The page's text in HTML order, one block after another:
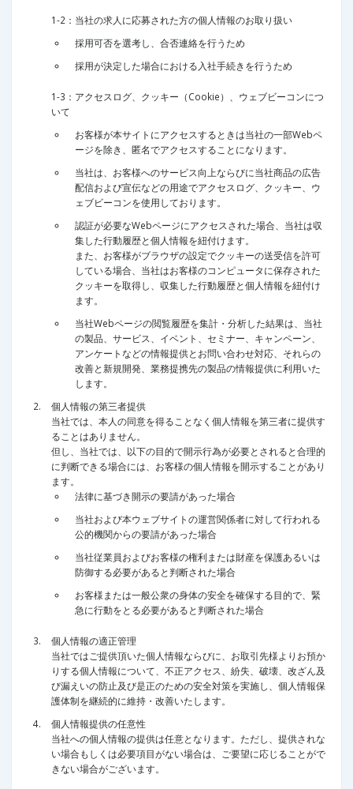
1-2：当社の求人に応募された方の個人情報のお取り扱い
採用可否を選考し、合否連絡を行うため
採用が決定した場合における入社手続きを行うため
1-3：アクセスログ、クッキー（Cookie）、ウェブビーコンにつ
いて
お客様が本サイトにアクセスするときは当社の一部Webペ
ージを除き、匿名でアクセスすることになります。
当社は、お客様へのサービス向上ならびに当社商品の広告
配信および宣伝などの用途でアクセスログ、クッキー、ウ
ェブビーコンを使用しております。
認証が必要なWebページにアクセスされた場合、当社は収
集した行動履歴と個人情報を紐付けます。
また、お客様がブラウザの設定でクッキーの送受信を許可
している場合、当社はお客様のコンピュータに保存された
クッキーを取得し、収集した行動履歴と個人情報を紐付け
ます。
当社Webページの閲覧履歴を集計・分析した結果は、当社
の製品、サービス、イベント、セミナー、キャンペーン、
アンケートなどの情報提供とお問い合わせ対応、それらの
改善と新規開発、業務提携先の製品の情報提供に利用いた
します。
個人情報の第三者提供
当社では、本人の同意を得ることなく個人情報を第三者に提供す
ることはありません。
但し、当社では、以下の目的で開示行為が必要とされると合理的
に判断できる場合には、お客様の個人情報を開示することがあり
ます。
法律に基づき開示の要請があった場合
当社および本ウェブサイトの運営関係者に対して行われる
公的機関からの要請があった場合
当社従業員およびお客様の権利または財産を保護あるいは
防御する必要があると判断された場合
お客様または一般公衆の身体の安全を確保する目的で、緊
急に行動をとる必要があると判断された場合
個人情報の適正管理
当社ではご提供頂いた個人情報ならびに、お取引先様よりお預か
りする個人情報について、不正アクセス、紛失、破壊、改ざん及
び漏えいの防止及び是正のための安全対策を実施し、個人情報保
護体制を継続的に維持・改善いたします。
個人情報提供の任意性
当社への個人情報の提供は任意となります。ただし、提供されな
い場合もしくは必要項目がない場合は、ご要望に応じることがで
きない場合がございます。